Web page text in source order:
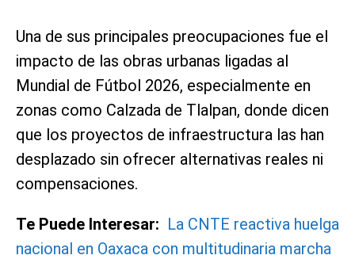
Una de sus principales preocupaciones fue el
impacto de las obras urbanas ligadas al
Mundial de Fútbol 2026, especialmente en
zonas como Calzada de Tlalpan, donde dicen
que los proyectos de infraestructura las han
desplazado sin ofrecer alternativas reales ni
compensaciones.
Te Puede Interesar: La CNTE reactiva huelga
nacional en Oaxaca con multitudinaria marcha